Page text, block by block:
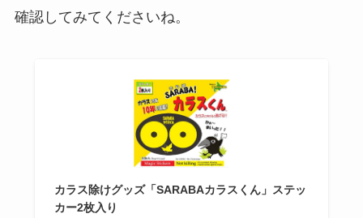
確認してみてくださいね。
カラス除けグッズ「SARABAカラスくん」ステッ
カー2枚入り